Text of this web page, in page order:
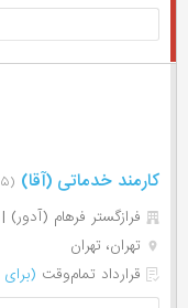
کارمند خدماتی (آقا) (۲۵ روز پیش)
فرازگستر فرهام (آدور) | Ador
تهران، تهران
قرارداد تمام‌وقت